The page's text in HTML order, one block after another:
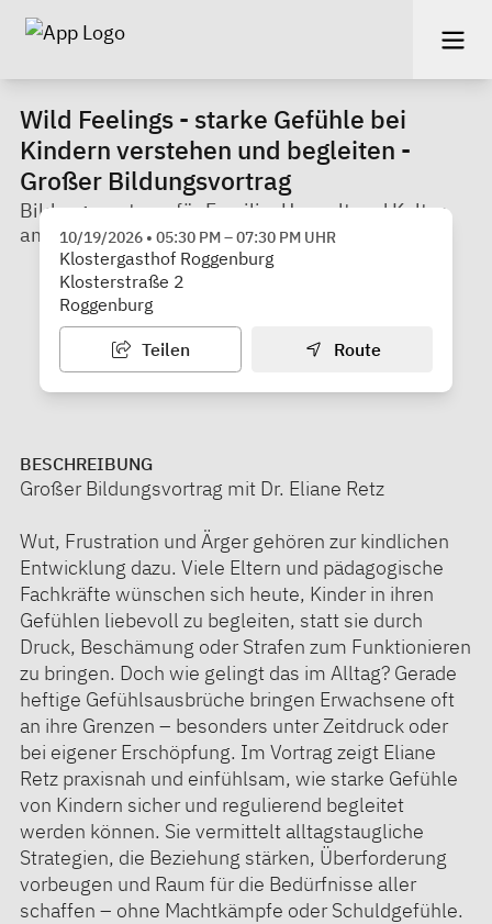
Wild Feelings - starke Gefühle bei
Kindern verstehen und begleiten -
Großer Bildungsvortrag
Bildungszentrum für Familie, Umwelt und Kultur
am Kloster Roggenburg gGmbH
10/19/2026 • 05:30 PM–07:30 PM UHR
Klostergasthof Roggenburg
Klosterstraße 2
Roggenburg
Teilen Route
BESCHREIBUNG
Großer Bildungsvortrag mit Dr. Eliane Retz
Wut, Frustration und Ärger gehören zur kindlichen
Entwicklung dazu. Viele Eltern und pädagogische
Fachkräfte wünschen sich heute, Kinder in ihren
Gefühlen liebevoll zu begleiten, statt sie durch
Druck, Beschämung oder Strafen zum Funktionieren
zu bringen. Doch wie gelingt das im Alltag? Gerade
heftige Gefühlsausbrüche bringen Erwachsene oft
an ihre Grenzen – besonders unter Zeitdruck oder
bei eigener Erschöpfung. Im Vortrag zeigt Eliane
Retz praxisnah und einfühlsam, wie starke Gefühle
von Kindern sicher und regulierend begleitet
werden können. Sie vermittelt alltagstaugliche
Strategien, die Beziehung stärken, Überforderung
vorbeugen und Raum für die Bedürfnisse aller
schaffen – ohne Machtkämpfe oder Schuldgefühle.